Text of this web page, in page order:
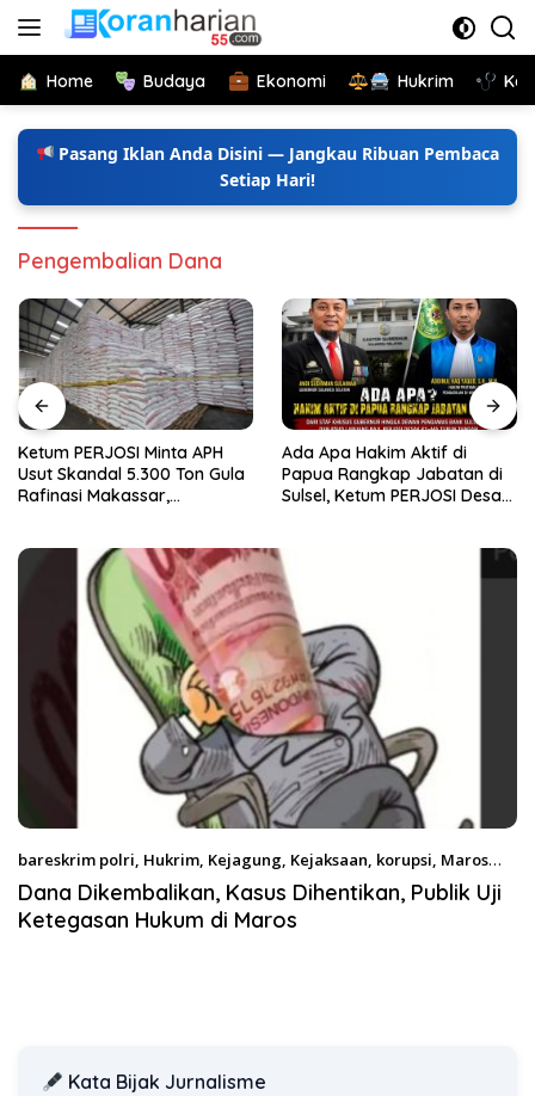
Langsung
Home Budaya Ekonomi Hukrim
Pasang Iklan Anda Disini — Jangkau Ribuan Pembaca
Setiap Hari!
Pengembalian Dana
Ketum PERJOSI Minta APH
Usut Skandal 5.300 Ton Gula
Rafinasi Makassar,
Ada Apa Hakim Aktif di
Papua Rangkap Jabatan di
Sulsel, Ketum PERJOSI Desak
bareskrim polri, Hukrim, Kejagung, Kejaksaan, korupsi, Maros
April 7, 2026
Dana Dikembalikan, Kasus Dihentikan, Publik Uji
Ketegasan Hukum di Maros
Kata Bijak Jurnalisme